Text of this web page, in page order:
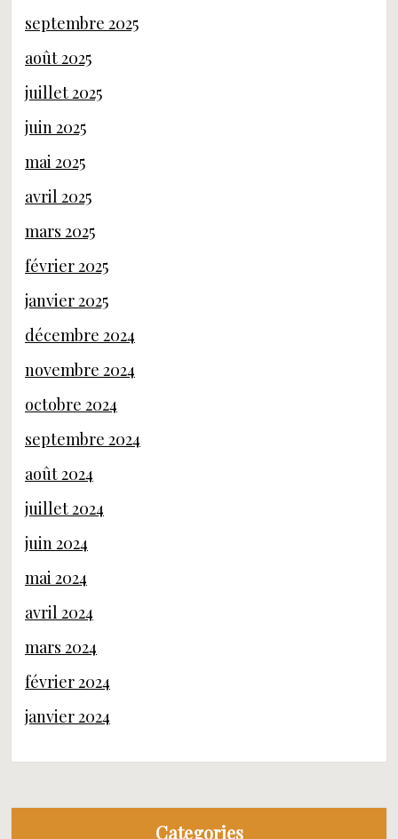
septembre 2025
août 2025
juillet 2025
juin 2025
mai 2025
avril 2025
mars 2025
février 2025
janvier 2025
décembre 2024
novembre 2024
octobre 2024
septembre 2024
août 2024
juillet 2024
juin 2024
mai 2024
avril 2024
mars 2024
février 2024
janvier 2024
Categories